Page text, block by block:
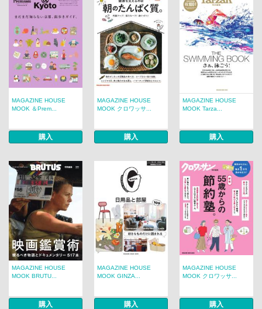
MAGAZINE HOUSE
MOOK ＆Prem...
購入
MAGAZINE HOUSE
MOOK クロワッサ...
購入
MAGAZINE HOUSE
MOOK Tarza...
購入
MAGAZINE HOUSE
MOOK BRUTU...
購入
MAGAZINE HOUSE
MOOK GINZA...
購入
MAGAZINE HOUSE
MOOK クロワッサ...
購入